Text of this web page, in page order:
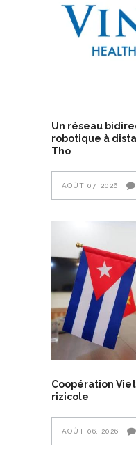
Un réseau
robotique à
Tho
AOÛT 07, 2026
Coopération
rizicole
AOÛT 06, 2026